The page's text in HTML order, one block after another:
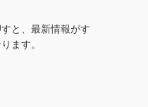
と、最新情報がす
ます。